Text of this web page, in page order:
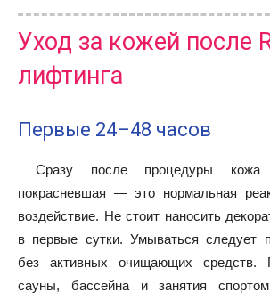
Уход за кожей после
лифтинга
Первые 24–48 часов
Сразу после процедуры кожа
покрасневшая — это нормальная
воздействие. Не стоит наносить
в первые сутки. Умываться следует
без активных очищающих средств.
сауны, бассейна и занятия